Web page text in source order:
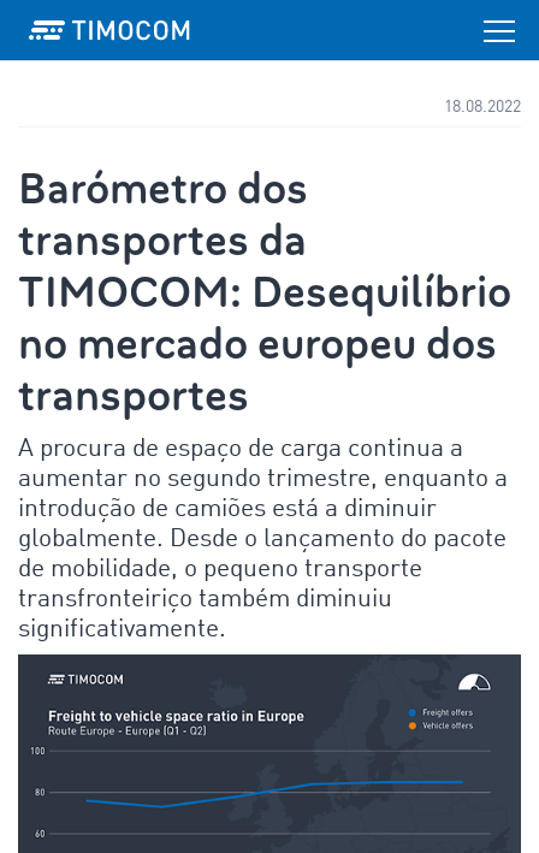
18.08.2022
Barómetro dos
transportes da
TIMOCOM: Desequilíbrio
no mercado europeu dos
transportes
A procura de espaço de carga continua a
aumentar no segundo trimestre, enquanto a
introdução de camiões está a diminuir
globalmente. Desde o lançamento do pacote
de mobilidade, o pequeno transporte
transfronteiriço também diminuiu
significativamente.